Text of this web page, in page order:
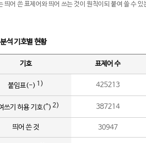
띄어 쓴 표제어와 띄어 쓰는 것이 원칙이되 붙여 쓸 수
석 기호별 현황
기호 표제어 수
붙임표(-) 1) 425213
쓰기 허용 기호(^) 2) 387214
띄어 쓴 것 30947